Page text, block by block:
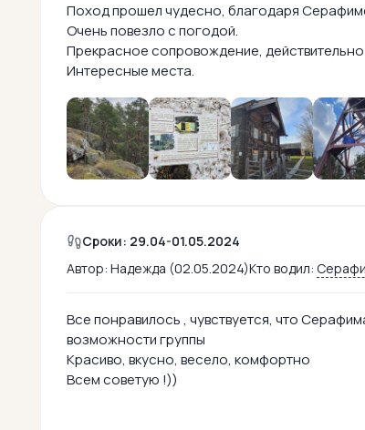
Поход прошел чудесно, благодаря
Очень повезло с погодой.
Прекрасное сопровождение, действительно
Интересные места.
Сроки: 29.04-01.05.2024
Автор: Надежда (02.05.2024)Кто водил:
Все понравилось , чувствуется, что
возможности группы
Красиво, вкусно, весело, комфортно
Всем советую !))